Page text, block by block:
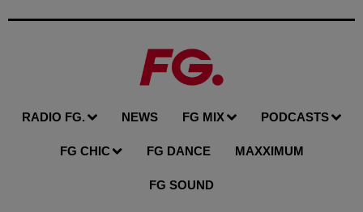
RADIO FG. NEWS FG MIX PODCASTS
FG CHIC FG DANCE MAXXIMUM
FG SOUND